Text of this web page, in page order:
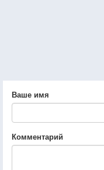
Ваше имя
Комментарий